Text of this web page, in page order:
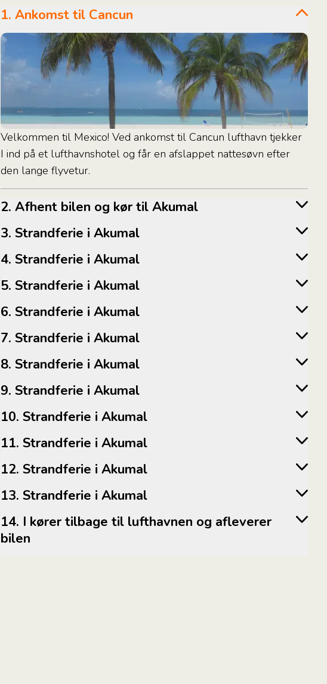
1. Ankomst til Cancun
Velkommen til Mexico! Ved ankomst til Cancun lufthavn tjekker
I ind på et lufthavnshotel og får en afslappet nattesøvn efter
den lange flyvetur.
2. Afhent bilen og kør til Akumal
3. Strandferie i Akumal
4. Strandferie i Akumal
5. Strandferie i Akumal
6. Strandferie i Akumal
7. Strandferie i Akumal
8. Strandferie i Akumal
9. Strandferie i Akumal
10. Strandferie i Akumal
11. Strandferie i Akumal
12. Strandferie i Akumal
13. Strandferie i Akumal
14. I kører tilbage til lufthavnen og afleverer
bilen